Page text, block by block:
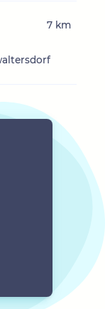
7 km